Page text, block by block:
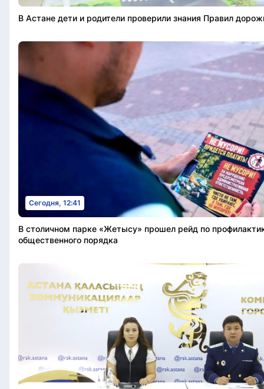
В Астане дети и родители проверили знания Правил
Сегодня, 12:41
В столичном парке «Жетысу» прошел рейд по
общественного порядка